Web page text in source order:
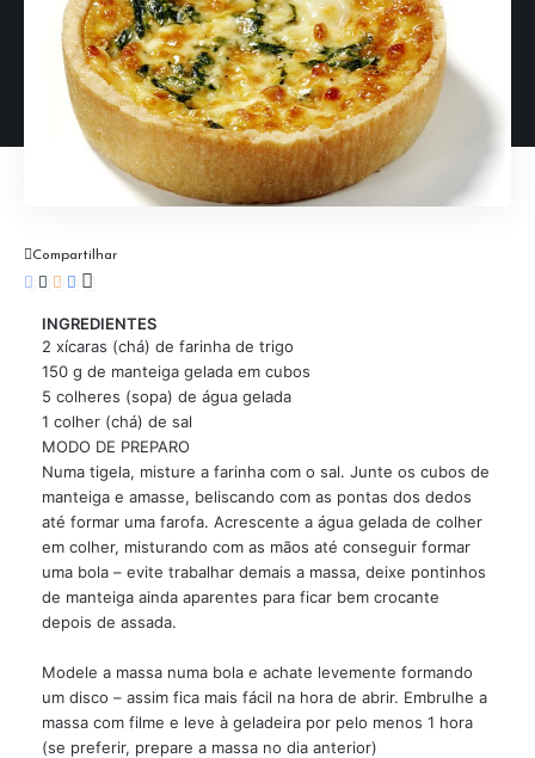
Compartilhar
INGREDIENTES
2 xícaras (chá) de farinha de trigo
150 g de manteiga gelada em cubos
5 colheres (sopa) de água gelada
1 colher (chá) de sal
MODO DE PREPARO
Numa tigela, misture a farinha com o sal. Junte os cubos de
manteiga e amasse, beliscando com as pontas dos dedos
até formar uma farofa. Acrescente a água gelada de colher
em colher, misturando com as mãos até conseguir formar
uma bola – evite trabalhar demais a massa, deixe pontinhos
de manteiga ainda aparentes para ficar bem crocante
depois de assada.
Modele a massa numa bola e achate levemente formando
um disco – assim fica mais fácil na hora de abrir. Embrulhe a
massa com filme e leve à geladeira por pelo menos 1 hora
(se preferir, prepare a massa no dia anterior)